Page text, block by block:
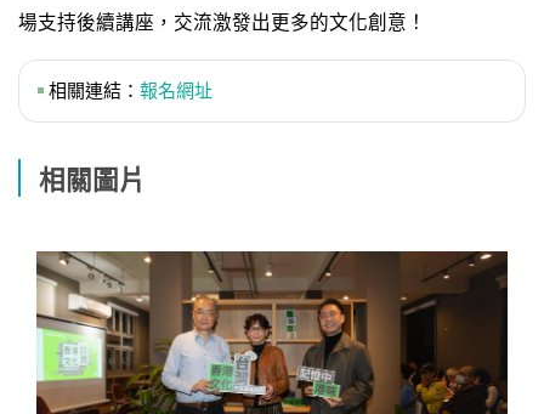
場支持後續講座，交流激發出更多的文化創意！
相關連結： 報名網址
相關圖片